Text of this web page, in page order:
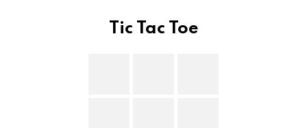
Tic Tac Toe